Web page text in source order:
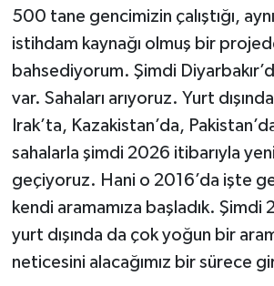
500 tane gencimizin çalıştığı,
istihdam kaynağı olmuş bir
bahsediyorum. Şimdi
var. Sahaları arıyoruz. Yurt
Irak’ta, Kazakistan’da,
sahalarla şimdi 2026 itibarıyla
geçiyoruz. Hani o 2016’da işte
kendi aramamıza başladık. Şimdi
yurt dışında da çok yoğun bir
neticesini alacağımız bir sürece